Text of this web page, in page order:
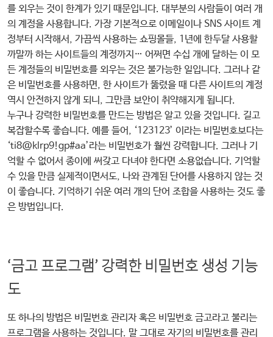
를 외우는 것이 한계가 있기 때문입니다. 대부분의 사람들이 여러 개
의 계정을 사용합니다. 가장 기본적으로 이메일이나 SNS 사이트 계
정부터 시작해서, 가끔씩 사용하는 쇼핑몰들, 1년에 한두달 사용할
까말까 하는 사이트들의 계정까지… 어쩌면 수십 개에 달하는 이 모
든 계정들의 비밀번호를 외우는 것은 불가능한 일입니다. 그러나 같
은 비밀번호를 사용하면, 한 사이트가 뚫렸을 때 다른 사이트의 계정
역시 안전하지 않게 되니, 그만큼 보안이 취약해지게 됩니다.
누구나 강력한 비밀번호를 만드는 방법은 알고 있을 것입니다. 길고
복잡할수록 좋습니다. 예를 들어, ‘123123’ 이라는 비밀번호보다는
‘ti8@klrp9!gp#aa’라는 비밀번호가 훨씬 강력합니다. 그러나 기
억할 수 없어서 종이에 써갖고 다녀야 한다면 소용없습니다. 기억할
수 있을 만큼 실제적이면서도, 나와 관계된 단어를 사용하지 않는 것
이 좋습니다. 기억하기 쉬운 여러 개의 단어 조합을 사용하는 것도 좋
은 방법입니다.
‘금고 프로그램’ 강력한 비밀번호 생성 기능
도
또 하나의 방법은 비밀번호 관리자 혹은 비밀번호 금고라고 불리는
프로그램을 사용하는 것입니다. 말 그대로 자기의 비밀번호를 관리